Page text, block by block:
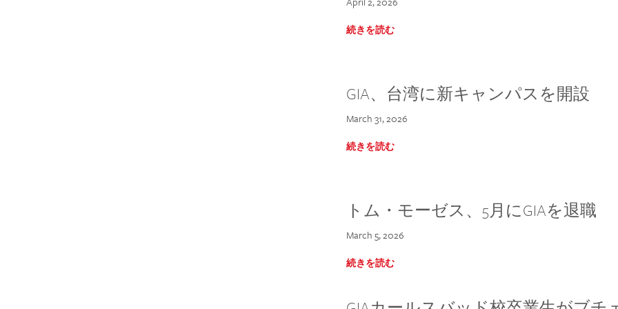
続きを読む
GIA、台湾に新キャンパスを開設
March 31, 2026
続きを読む
トム・モーゼス、5月にGIAを退職
March 5, 2026
続きを読む